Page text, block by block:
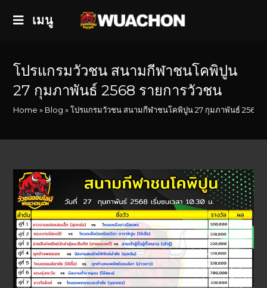
เมนู
โปรแกรมวัวชน สนามกีฬาชนโคพิปูน
27 กุมภาพันธ์ 2568 รายการวัวชน
Home » Blog »โปรแกรมวัวชน สนามกีฬาชนโคพิปูน 27 กุมภาพันธ์ 2568